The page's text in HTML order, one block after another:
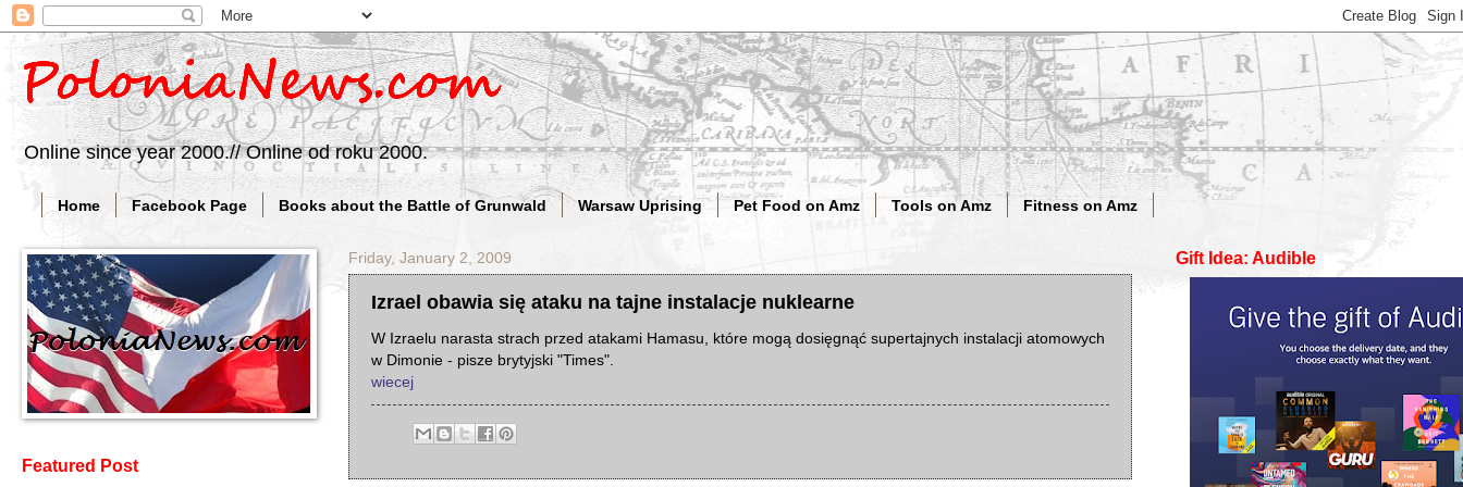
Online since year 2000.// Online od roku 2000.
Home Facebook Page Books about the Battle of Grunwald Warsaw Uprising Pet Food on Amz Tools on Amz Fitness on Amz
Friday, January 2, 2009
Izrael obawia się ataku na tajne instalacje nuklearne
W Izraelu narasta strach przed atakami Hamasu, które mogą dosięgnąć supertajnych instalacji atomowych
w Dimonie - pisze brytyjski "Times".
wiecej
Featured Post
Gift Idea: Audible